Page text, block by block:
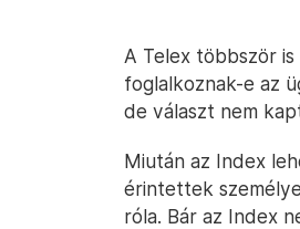
A Telex többször
foglalkoznak-e az
de választ nem
Miután az Index
érintettek
róla. Bár az Index